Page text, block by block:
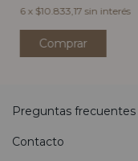
6 x $10.833,17 sin interés
Preguntas frecuentes
Contacto